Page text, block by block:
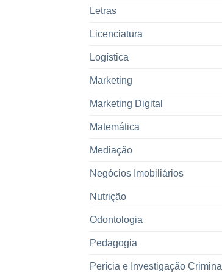
Letras
Licenciatura
Logística
Marketing
Marketing Digital
Matemática
Mediação
Negócios Imobiliários
Nutrição
Odontologia
Pedagogia
Perícia e Investigação Criminal